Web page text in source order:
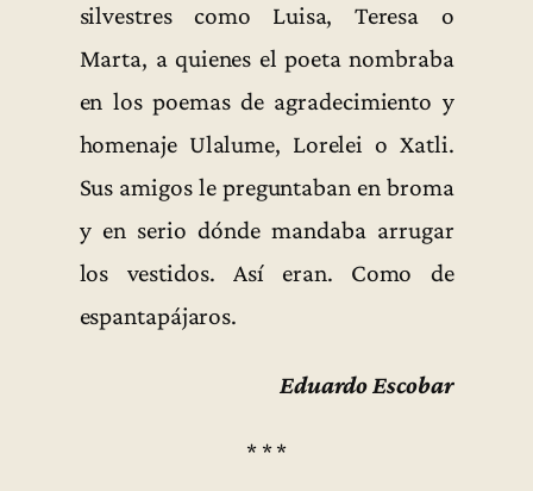
silvestres como Luisa, Teresa o
Marta, a quienes el poeta nombraba
en los poemas de agradecimiento y
homenaje Ulalume, Lorelei o Xatli.
Sus amigos le preguntaban en broma
y en serio dónde mandaba arrugar
los vestidos. Así eran. Como de
espantapájaros.
Eduardo Escobar
* * *